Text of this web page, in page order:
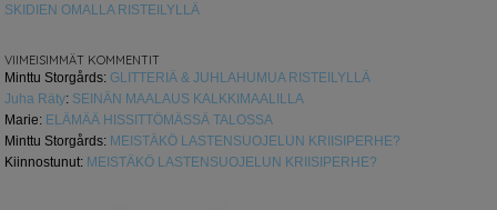
SKIDIEN OMALLA RISTEILYLLÄ
VIIMEISIMMÄT KOMMENTIT
Minttu Storgårds: GLITTERIÄ & JUHLAHUMUA RISTEILYLLÄ
Juha Räty: SEINÄN MAALAUS KALKKIMAALILLA
Marie: ELÄMÄÄ HISSITTÖMÄSSÄ TALOSSA
Minttu Storgårds: MEISTÄKÖ LASTENSUOJELUN KRIISIPERHE?
Kiinnostunut: MEISTÄKÖ LASTENSUOJELUN KRIISIPERHE?